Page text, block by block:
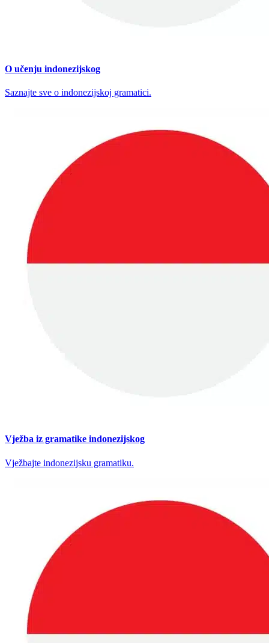
O učenju indonezijskog
Saznajte sve o indonezijskoj gramatici.
Vježba iz gramatike indonezijskog
Vježbajte indonezijsku gramatiku.